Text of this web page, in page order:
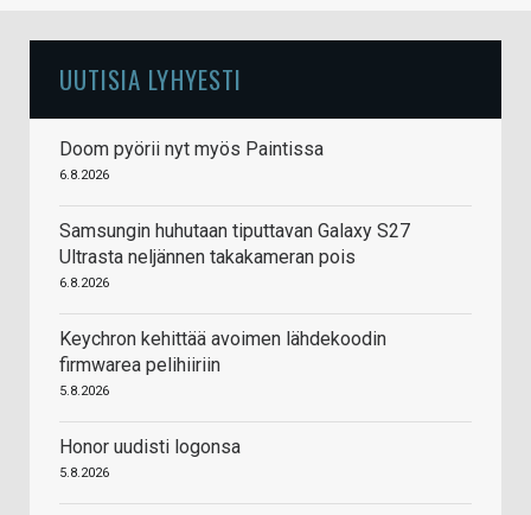
UUTISIA LYHYESTI
Doom pyörii nyt myös Paintissa
6.8.2026
Samsungin huhutaan tiputtavan Galaxy S27
Ultrasta neljännen takakameran pois
6.8.2026
Keychron kehittää avoimen lähdekoodin
firmwarea pelihiiriin
5.8.2026
Honor uudisti logonsa
5.8.2026